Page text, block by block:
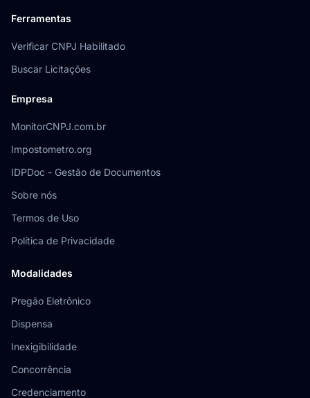
Ferramentas
Verificar CNPJ Habilitado
Buscar Licitações
Empresa
MonitorCNPJ.com.br
Impostometro.org
IDPDoc - Gestão de Documentos
Sobre nós
Termos de Uso
Política de Privacidade
Modalidades
Pregão Eletrônico
Dispensa
Inexigibilidade
Concorrência
Credenciamento